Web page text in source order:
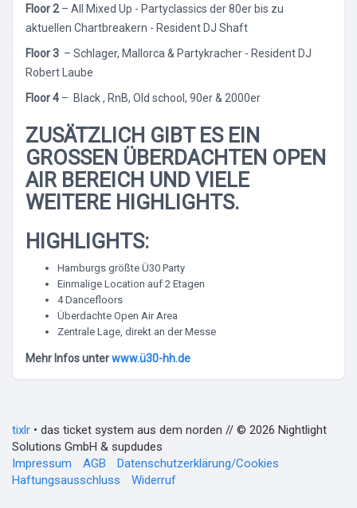
Floor 2– All Mixed Up - Partyclassics der 80er bis zu
aktuellen Chartbreakern - Resident DJ Shaft
Floor 3 – Schlager, Mallorca & Partykracher - Resident DJ
Robert Laube
Floor 4 – Black , RnB, Old school, 90er & 2000er
ZUSÄTZLICH GIBT ES EIN
GROSSEN ÜBERDACHTEN OPEN A
IR BEREICH UND VIELE W
EITERE HIGHLIGHTS.
HIGHLIGHTS:
Hamburgs größte Ü30 Party
Einmalige Location auf 2 Etagen
4 Dancefloors
Überdachte Open Air Area
Zentrale Lage, direkt an der Messe
Mehr Infos unterwww.ü30-hh.de
tixlr • das ticket system aus dem norden // © 2026 Nightlight
Solutions GmbH & supdudes
Impressum
AGB
Datenschutzerklärung/Cookies
Haftungsausschluss
Widerruf